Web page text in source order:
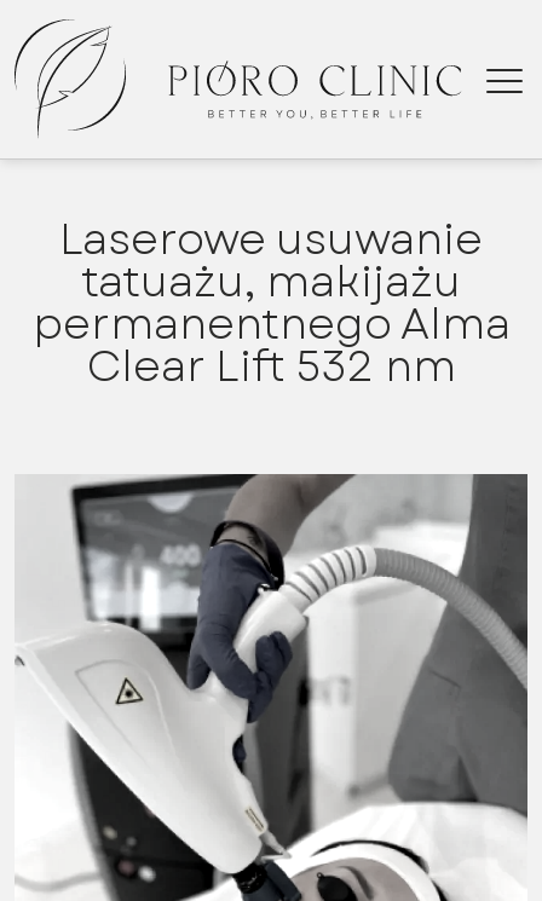
Laserowe usuwanie
tatuażu, makijażu
permanentnego Alma
Clear Lift 532 nm